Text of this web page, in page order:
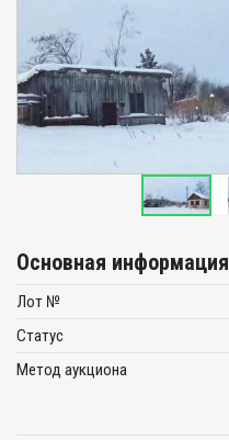
Основная информация
Лот №
Статус
Метод аукциона